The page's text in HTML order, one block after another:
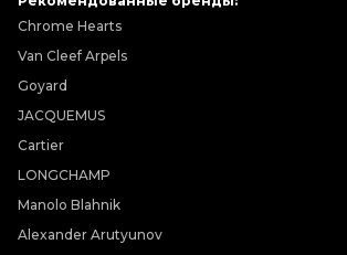
Chrome Hearts
Van Cleef Arpels
Goyard
JACQUEMUS
Cartier
LONGCHAMP
Manolo Blahnik
Alexander Arutyunov